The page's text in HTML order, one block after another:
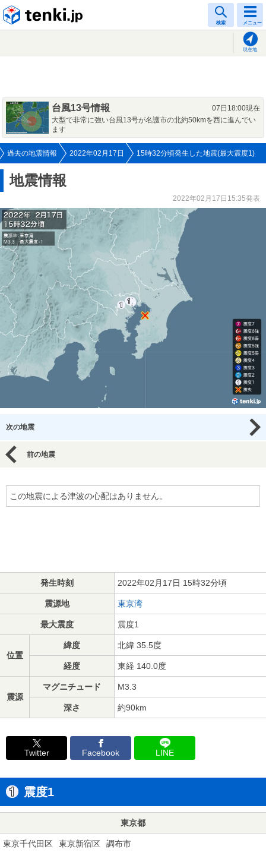
検索 メニュー
現在地
台風13号情報
07日18:00現在
大型で非常に強い台風13号が名護市の北約50kmを西に進んでい
ます
過去の地震情報 2022年02月17日 15時32分頃発生した地震(最大震度1)
地震情報
2022年02月17日15:35発表
次の地震
前の地震
この地震による津波の心配はありません。
発生時刻 2022年02月17日 15時32分頃
震源地 東京湾
最大震度 震度1
位置
緯度 北緯 35.5度
経度 東経 140.0度
震源
マグニチュード M3.3
深さ 約90km
Twitter Facebook LINE
震度1
東京都
東京千代田区 東京新宿区 調布市